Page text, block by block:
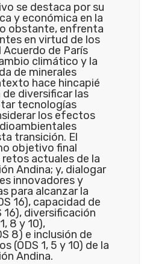
se destaca por su
y económica en la
obstante, enfrenta
en virtud de los
de París
climático y la
de minerales
hace hincapié
diversificar las
tecnologías
los efectos
transición. El
objetivo final
actuales de la
Andina; y, dialogar
innovadores y
para alcanzar la
16), capacidad de
16), diversificación
8 y 10),
8) e inclusión de
(ODS 1, 5 y 10) de la
Andina.